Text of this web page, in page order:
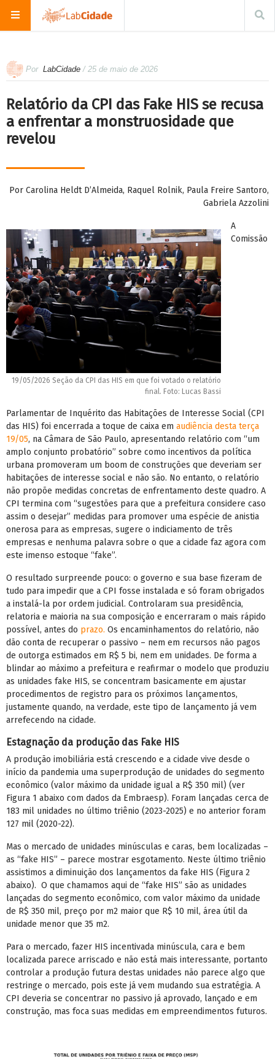
Por LabCidade / 25 de maio de 2026
Relatório da CPI das Fake HIS se recusa
a enfrentar a monstruosidade que
revelou
Por Carolina Heldt D’Almeida, Raquel Rolnik, Paula Freire Santoro,
Gabriela Azzolini
19/05/2026 Seção da CPI das HIS em que foi votado o relatório
final. Foto: Lucas Bassi
A
Comissão
Parlamentar de Inquérito das Habitações de Interesse Social (CPI
das HIS) foi encerrada a toque de caixa em audiência desta terça
19/05, na Câmara de São Paulo, apresentando relatório com “um
amplo conjunto probatório” sobre como incentivos da política
urbana promoveram um boom de construções que deveriam ser
habitações de interesse social e não são. No entanto, o relatório
não propõe medidas concretas de enfrentamento deste quadro. A
CPI termina com “sugestões para que a prefeitura considere caso
assim o desejar” medidas para promover uma espécie de anistia
onerosa para as empresas, sugere o indiciamento de três
empresas e nenhuma palavra sobre o que a cidade faz agora com
este imenso estoque “fake”.
O resultado surpreende pouco: o governo e sua base fizeram de
tudo para impedir que a CPI fosse instalada e só foram obrigados
a instalá-la por ordem judicial. Controlaram sua presidência,
relatoria e maioria na sua composição e encerraram o mais rápido
possível, antes do prazo. Os encaminhamentos do relatório, não
dão conta de recuperar o passivo – nem em recursos não pagos
de outorga estimados em R$ 5 bi, nem em unidades. De forma a
blindar ao máximo a prefeitura e reafirmar o modelo que produziu
as unidades fake HIS, se concentram basicamente em ajustar
procedimentos de registro para os próximos lançamentos,
justamente quando, na verdade, este tipo de lançamento já vem
arrefecendo na cidade.
Estagnação da produção das Fake HIS
A produção imobiliária está crescendo e a cidade vive desde o
início da pandemia uma superprodução de unidades do segmento
econômico (valor máximo da unidade igual a R$ 350 mil) (ver
Figura 1 abaixo com dados da Embraesp). Foram lançadas cerca de
183 mil unidades no último triênio (2023-2025) e no anterior foram
127 mil (2020-22).
Mas o mercado de unidades minúsculas e caras, bem localizadas –
as “fake HIS” – parece mostrar esgotamento. Neste último triênio
assistimos a diminuição dos lançamentos da fake HIS (Figura 2
abaixo). O que chamamos aqui de “fake HIS” são as unidades
lançadas do segmento econômico, com valor máximo da unidade
de R$ 350 mil, preço por m2 maior que R$ 10 mil, área útil da
unidade menor que 35 m2.
Para o mercado, fazer HIS incentivada minúscula, cara e bem
localizada parece arriscado e não está mais interessante, portanto
controlar a produção futura destas unidades não parece algo que
restringe o mercado, pois este já vem mudando sua estratégia. A
CPI deveria se concentrar no passivo já aprovado, lançado e em
construção, mas foca suas medidas em empreendimentos futuros.